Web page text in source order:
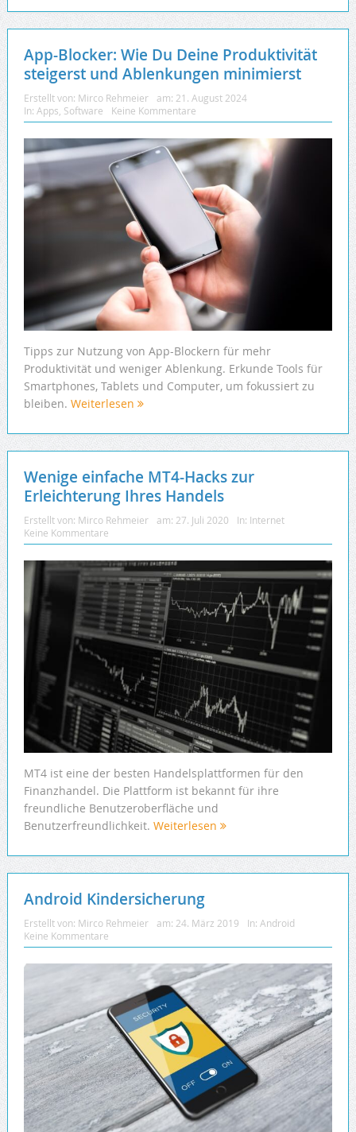
App-Blocker: Wie Du Deine Produktivität
steigerst und Ablenkungen minimierst
Erstellt von: Mirco Rehmeier am: 21. August 2024
In: Apps Software Keine Kommentare
Tipps zur Nutzung von App-Blockern für mehr
Produktivität und weniger Ablenkung. Erkunde Tools für
Smartphones, Tablets und Computer, um fokussiert zu
bleiben. Weiterlesen
Wenige einfache MT4-Hacks zur
Erleichterung Ihres Handels
Erstellt von: Mirco Rehmeier am: 27. Juli 2020 In: Internet
Keine Kommentare
MT4 ist eine der besten Handelsplattformen für den
Finanzhandel. Die Plattform ist bekannt für ihre
freundliche Benutzeroberfläche und
Benutzerfreundlichkeit. Weiterlesen
Android Kindersicherung
Erstellt von: Mirco Rehmeier am: 24. März 2019 In: Android
Keine Kommentare